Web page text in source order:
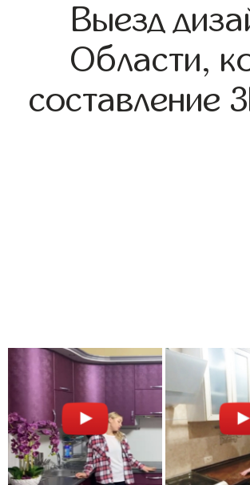
Выезд
Области,
составление